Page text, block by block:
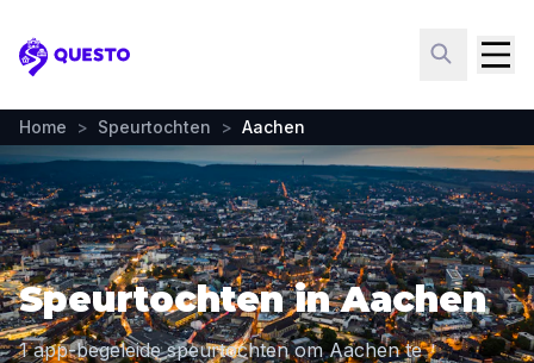
Questo
Home > Speurtochten > Aachen
Speurtochten in Aachen
1 app-begeleide speurtochten om Aachen te